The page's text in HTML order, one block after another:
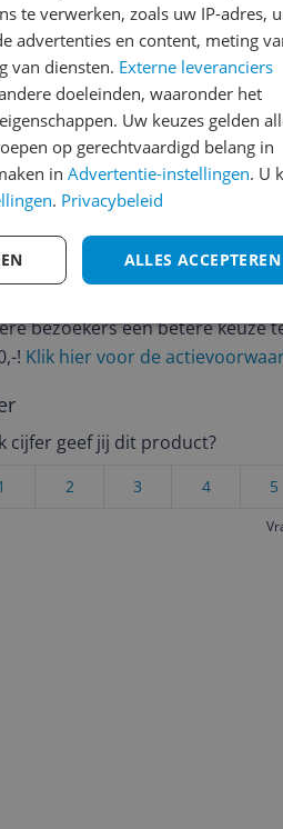
nog geen reviews
jij dit product in bezit en wil je
schrijven van je review.
review gemiddeld tussen de 3
bezoekers een betere keuze
! Klik hier voor de
cijfer geef jij dit product?
5
4
3
2
te verwerken, zoals uw IP-adres,
advertenties en content, meting
van diensten. Externe leveranciers
doeleinden, waaronder het
Uw keuzes gelden
op gerechtvaardigd belang in
in Advertentie-instellingen. U
. Privacybeleid
ALLES ACCEPTEREN